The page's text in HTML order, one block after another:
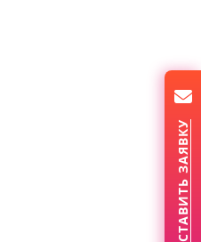
ОСТАВИТЬ ЗАЯВКУ